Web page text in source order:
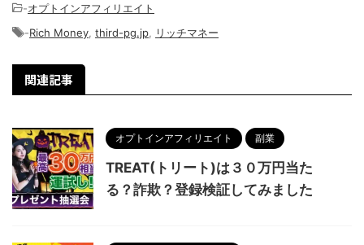
-オプトインアフィリエイト
-Rich Money third-pg.jp リッチマネー
関連記事
オプトインアフィリエイト 副業
TREAT(トリート)は３０万円当た
る？詐欺？登録検証してみました